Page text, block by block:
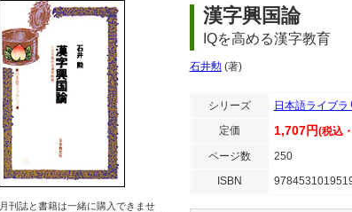
月刊誌と書籍は一緒に購入できませ
漢字興国論
IQを高める漢字教育
石井勲 (著)
シリーズ
日本語ライブラ
定価
1,707円(税込
ページ数 250
ISBN